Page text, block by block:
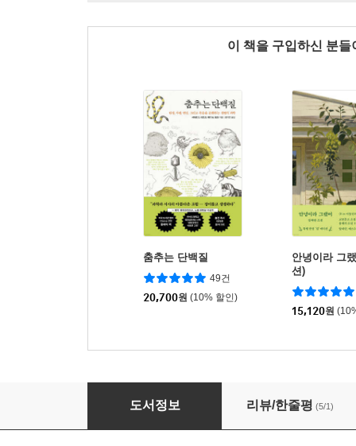
이 책을 구입하신 분
춤추는 단백질
49건
20,700원 (10% 할인)
안녕이라 그
션)
15,120원
슈타지랜드
도서정보 리뷰/한줄평 (5/1)